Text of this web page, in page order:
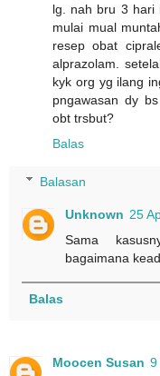
lg. nah bru 3 hari
mulai mual
resep obat
alprazolam.
kyk org yg ilang
pngawasan dy
obt trsbut?
Balas
Balasan
Unknown 25
Sama
bagaimana
Balas
Moocen Susan 9